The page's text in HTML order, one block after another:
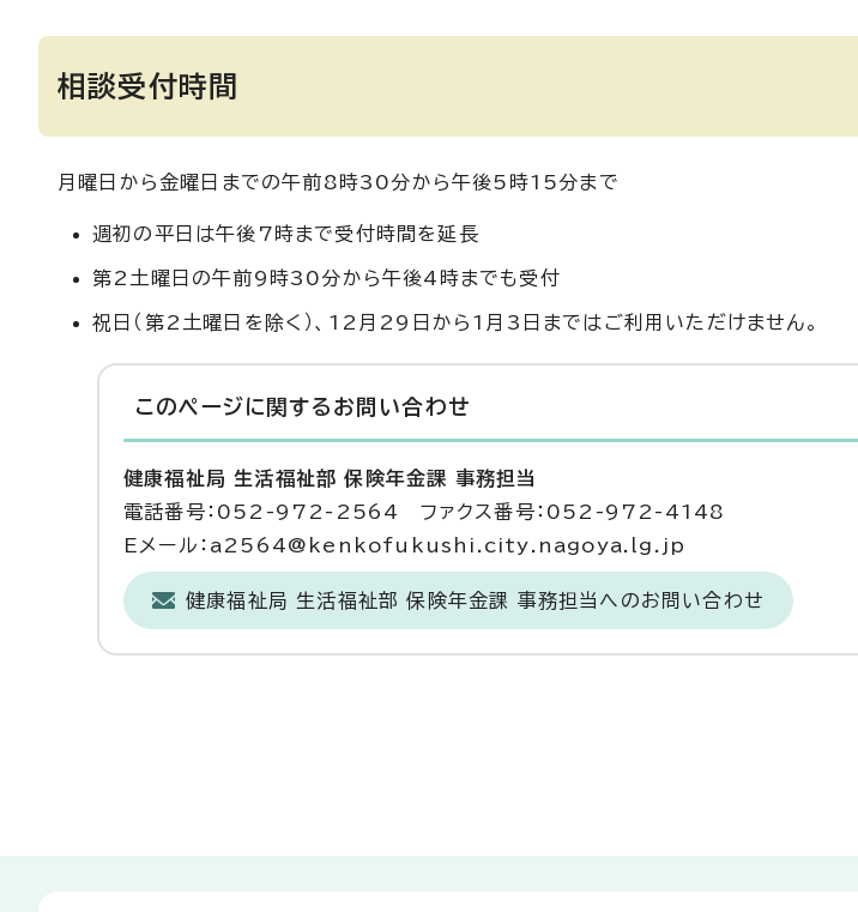
相談受付時間
月曜日から金曜日までの午前8時30分から午後5時15分まで
週初の平日は午後7時まで受付時間を延長
第2土曜日の午前9時30分から午後4時までも受付
祝日（第2土曜日を除く）、12月29日から1月3日まではご利用いただけません。
このページに関する お問い合わせ
健康福祉局 生活福祉部 保険年金課 事務担当
電話番号：052-972-2564 ファクス番号：052-972-4148
Eメール：a2564@kenkofukushi.city.nagoya.lg.jp
健康福祉局 生活福祉部 保険年金課 事務担当へのお問い合わせ